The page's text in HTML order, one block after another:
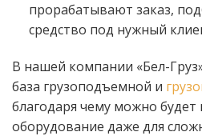
прорабатывают заказ,
средство под нужный
В нашей компании «Бел-
база грузоподъемной и
благодаря чему можно будет
оборудование даже для